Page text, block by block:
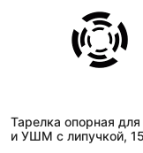
Тарелка опорная
и УШМ с липучкой,